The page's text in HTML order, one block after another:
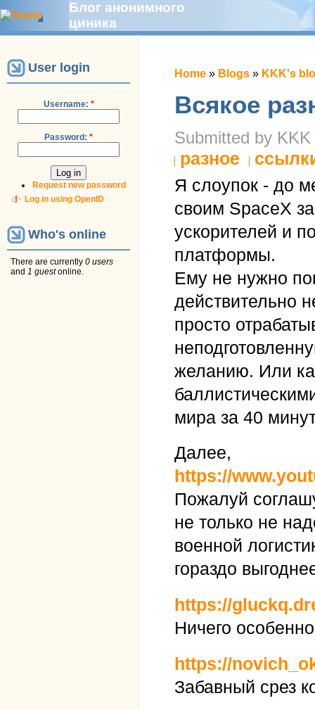
Блог анонимного
циника
User login
Username: *
Password: *
Request new password
Log in using OpenID
Who's online
There are currently 0 users
and 1 guestonline.
Home » Blogs » KKK's
Всякое
Submitted by
разное
Я слоупок - до
своим SpaceX
ускорителей и
платформы.
Ему не нужно
действительно
просто
желанию. Или
мира за 40
Далее,
https://
Пожалуй
не только не
военной
гораздо
https://
Ничего
https://
Забавный срез